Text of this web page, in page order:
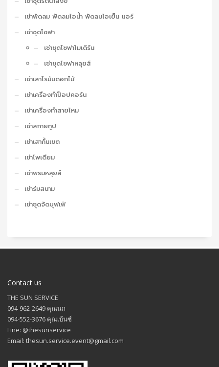
เช่าพัดลม พัดลมไอน้ำ พัดลมไอเย็น แอร์
เช่าชุดโซฟา
เช่าชุดโซฟาโมเดิร์น
เช่าชุดโซฟาหลุยส์
เช่าเสาโรมันดอกไม้
เช่าเครื่องทำป็อปคอร์น
เช่าเครื่องทำสายไหม
เช่าสกายทูป
เช่าเสากั้นเขต
เช่าโพเดียม
เช่าพรมหลุยส์
เช่าร่มสนาม
เช่าชุดจัดบุฟเฟ่
Contact us
THE SUN SERVICE
094-962-2649 คุณนก
094-552-3676 คุณเบ้นซ์
Line: @thesunservice
Email: thesun.service.event@gmail.com